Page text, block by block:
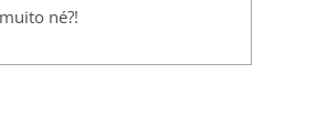
né?!